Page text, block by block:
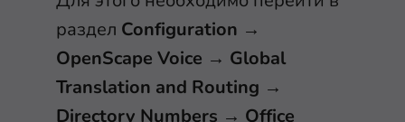
раздел Configuration →
OpenScape Voice → Global
Translation and Routing →
Directory Numbers → Office